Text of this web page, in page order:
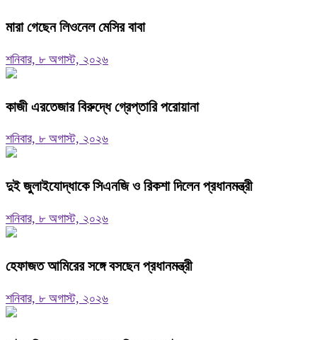
মারা গেছেন লিওনেল মেসির বাবা
শনিবার, ৮ অগাস্ট, ২০২৬
কাজী এরতেজার বিরুদ্ধে গ্রেপ্তারি পরোয়ানা
শনিবার, ৮ অগাস্ট, ২০২৬
দুই জুলাইযোদ্ধাকে সিএনজি ও রিকশা দিলেন প্রধানমন্ত্রী
শনিবার, ৮ অগাস্ট, ২০২৬
হেফাজত আমিরের সঙ্গে বসছেন প্রধানমন্ত্রী
শনিবার, ৮ অগাস্ট, ২০২৬